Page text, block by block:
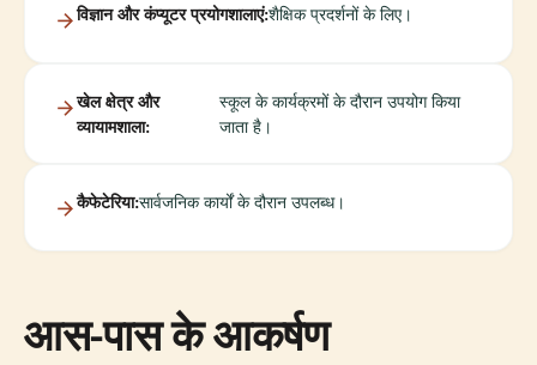
विज्ञान और कंप्यूटर प्रयोगशालाएं:शैक्षिक प्रदर्शनों के लिए।
खेल क्षेत्र और
व्यायामशाला:
स्कूल के कार्यक्रमों के दौरान उपयोग किया
जाता है।
कैफेटेरिया:सार्वजनिक कार्यों के दौरान उपलब्ध।
आस-पास के आकर्षण